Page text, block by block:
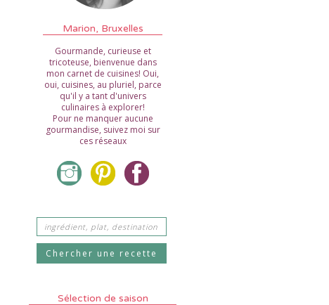
Marion, Bruxelles
Gourmande, curieuse et
tricoteuse, bienvenue dans
mon carnet de cuisines! Oui,
oui, cuisines, au pluriel, parce
qu'il y a tant d'univers
culinaires à explorer!
Pour ne manquer aucune
gourmandise, suivez moi sur
ces réseaux
Sélection de saison